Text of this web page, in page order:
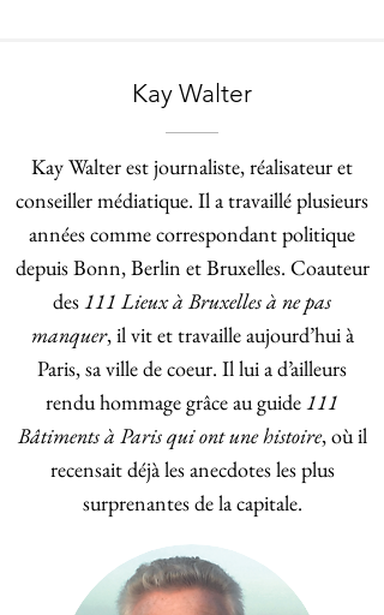
Kay Walter
Kay Walter est journaliste, réalisateur et
conseiller médiatique. Il a travaillé plusieurs
années comme correspondant politique
depuis Bonn, Berlin et Bruxelles. Coauteur
des111 Lieux à Bruxelles à ne pas
manquer, il vit et travaille aujourd’hui à
Paris, sa ville de coeur. Il lui a d’ailleurs
rendu hommage grâce au guide111
Bâtiments à Paris qui ont une histoire, où il
recensait déjà les anecdotes les plus
surprenantes de la capitale.